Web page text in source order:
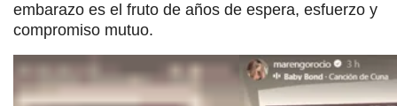
embarazo es el fruto de años de espera, esfuerzo y
compromiso mutuo.